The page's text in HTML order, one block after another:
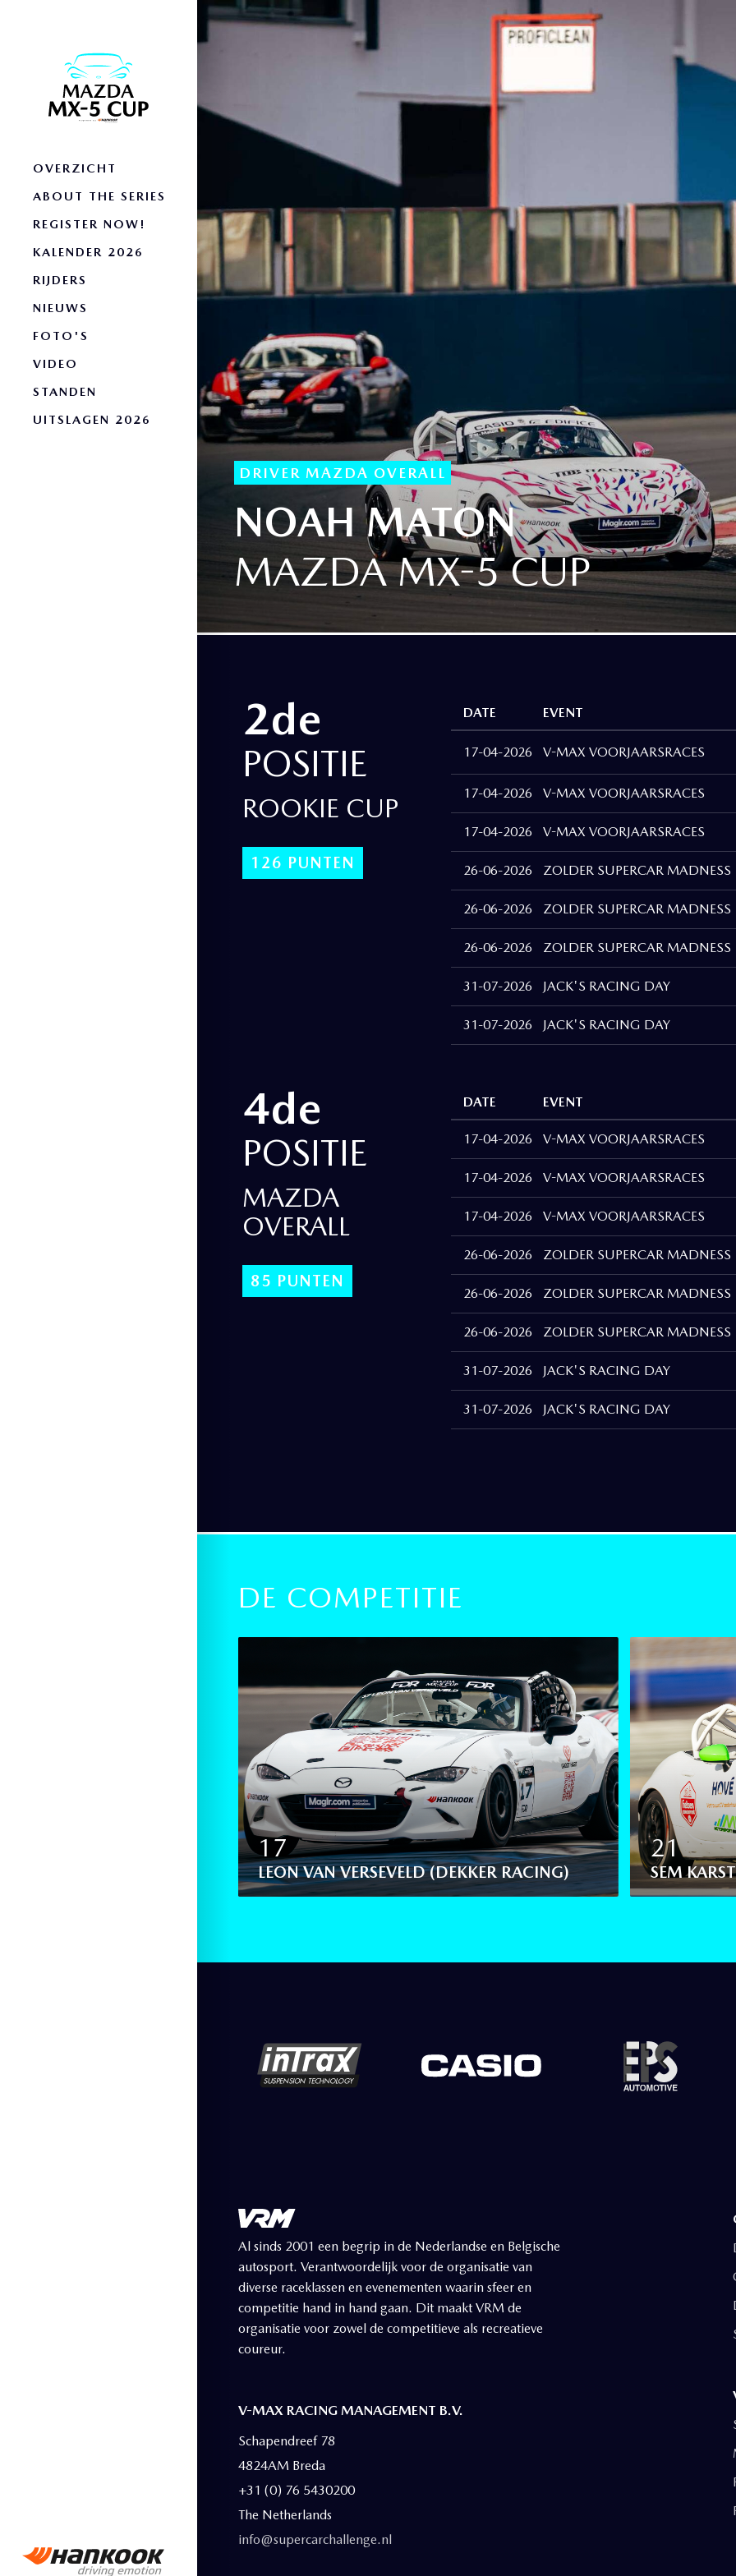
OVERZICHT
ABOUT THE SERIES
REGISTER NOW!
KALENDER 2026
RIJDERS
NIEUWS
FOTO'S
VIDEO
STANDEN
UITSLAGEN 2026
DRIVER MAZDA OVERALL
NOAH MATON
MAZDA MX-5 CUP
2de
POSITIE
ROOKIE CUP
126 PUNTEN
DATE EVENT
17-04-2026 V-MAX VOORJAARSRACES
17-04-2026 V-MAX VOORJAARSRACES
17-04-2026 V-MAX VOORJAARSRACES
26-06-2026 ZOLDER SUPERCAR MADNESS
26-06-2026 ZOLDER SUPERCAR MADNESS
26-06-2026 ZOLDER SUPERCAR MADNESS
31-07-2026 JACK'S RACING DAY
31-07-2026 JACK'S RACING DAY
4de
POSITIE
MAZDA
OVERALL
85 PUNTEN
DATE EVENT
17-04-2026 V-MAX VOORJAARSRACES
17-04-2026 V-MAX VOORJAARSRACES
17-04-2026 V-MAX VOORJAARSRACES
26-06-2026 ZOLDER SUPERCAR MADNESS
26-06-2026 ZOLDER SUPERCAR MADNESS
26-06-2026 ZOLDER SUPERCAR MADNESS
31-07-2026 JACK'S RACING DAY
31-07-2026 JACK'S RACING DAY
DE COMPETITIE
17
LEON VAN VERSEVELD (DEKKER RACING)
21
SEM
Al sinds 2001 een begrip in de Nederlandse en Belgische
autosport. Verantwoordelijk voor de organisatie van
diverse raceklassen en evenementen waarin sfeer en
competitie hand in hand gaan. Dit maakt VRM de
organisatie voor zowel de competitieve als recreatieve
coureur.
V-MAX RACING MANAGEMENT B.V.
Schapendreef 78
4824AM Breda
+31 (0) 76 5430200
The Netherlands
info@supercarchallenge.nl